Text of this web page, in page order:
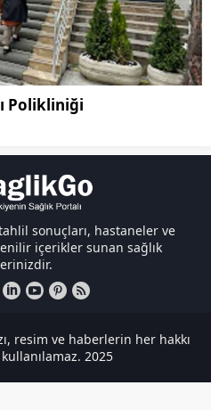
Polikliniği
sonuçları, hastaneler ve
içerikler sunan sağlık
resim ve haberlerin her hakkı
2025